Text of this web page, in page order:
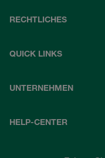
RECHTLICHES
QUICK LINKS
UNTERNEHMEN
HELP-CENTER